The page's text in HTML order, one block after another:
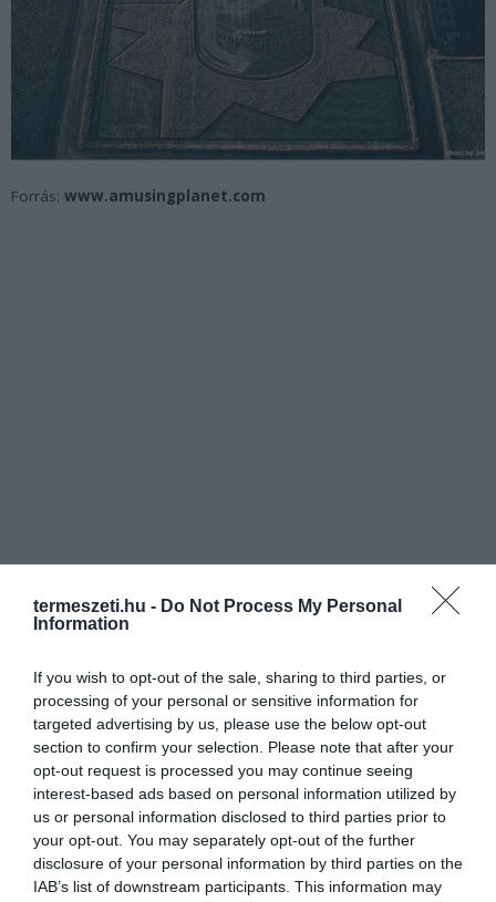
termeszeti.hu - Do Not Process My Personal
Information
If you wish to opt-out of the sale, sharing to third parties, or
processing of your personal or sensitive information for
targeted advertising by us, please use the below opt-out
section to confirm your selection. Please note that after your
opt-out request is processed you may continue seeing
interest-based ads based on personal information utilized by
us or personal information disclosed to third parties prior to
your opt-out. You may separately opt-out of the further
disclosure of your personal information by third parties on the
IAB’s list of downstream participants. This information may
Forrás: www.amusingplanet.com